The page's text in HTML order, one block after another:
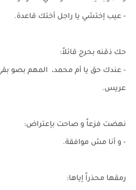
- عيب إختشي يا راجل أختك قاعدة.
حك ذقنه بحرج قائلاً:
- عندك حق يا أم محمد، المهم بصو
عريس.
نهضت فزعاً و صاحت بإعتراض:
- و أنا مش موافقة.
رمقها محذراً إياها: